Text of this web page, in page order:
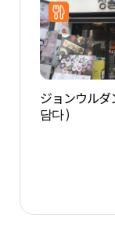
산서면점)
ジョンウルダ
담다 )